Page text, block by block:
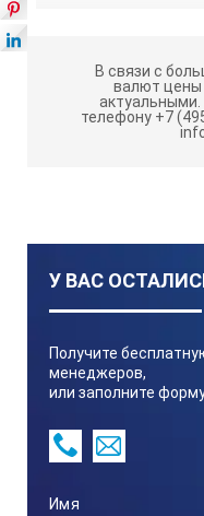
В связи с
валют цены
актуальными.
телефону +7
У ВАС
Получите
менеджеров,
или заполните